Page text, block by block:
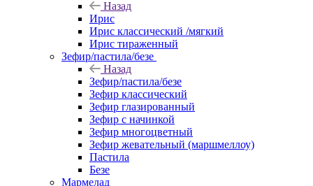
Назад
Ирис
Ирис классический /мягкий
Ирис тираженный
Зефир/пастила/безе
Назад
Зефир/пастила/безе
Зефир классический
Зефир глазированный
Зефир с начинкой
Зефир многоцветный
Зефир жевательный (маршмеллоу)
Пастила
Безе
Мармелад